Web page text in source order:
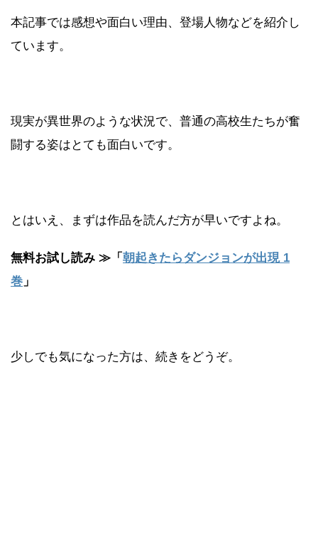
本記事では感想や面白い理由、登場人物などを紹介し
ています。
現実が異世界のような状況で、普通の高校生たちが奮
闘する姿はとても面白いです。
とはいえ、まずは作品を読んだ方が早いですよね。
無料お試し読み ≫「 朝起きたらダンジョンが出現 1
巻 」
少しでも気になった方は、続きをどうぞ。